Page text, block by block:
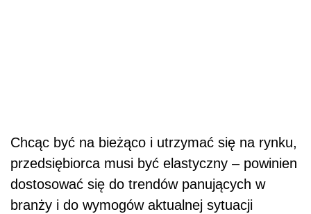
Chcąc być na bieżąco i utrzymać się na rynku,
przedsiębiorca musi być elastyczny – powinien
dostosować się do trendów panujących w
branży i do wymogów aktualnej sytuacji